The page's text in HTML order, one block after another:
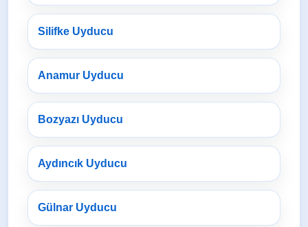
Silifke Uyducu
Anamur Uyducu
Bozyazı Uyducu
Aydıncık Uyducu
Gülnar Uyducu